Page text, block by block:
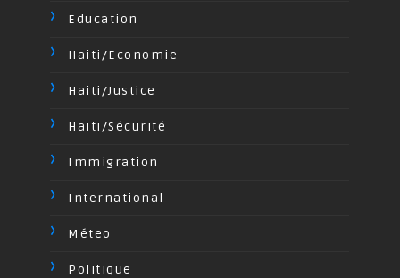
Education
Haiti/Economie
Haiti/Justice
Haiti/Sécurité
Immigration
International
Méteo
Politique